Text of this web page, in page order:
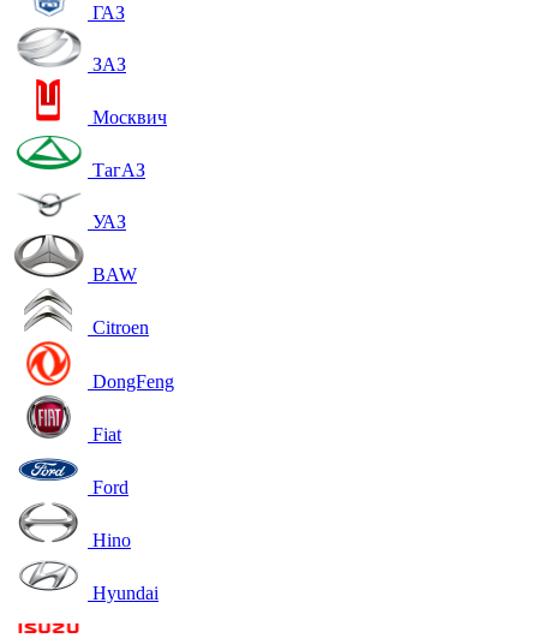
ГАЗ
ЗАЗ
Москвич
ТагАЗ
УАЗ
BAW
Citroen
DongFeng
Fiat
Ford
Hino
Hyundai